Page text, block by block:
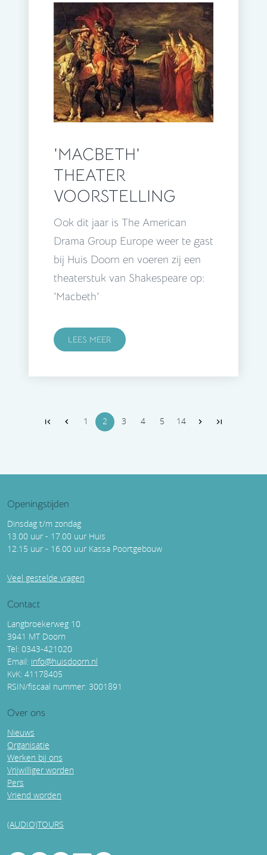
'MACBETH'
THEATER
VOORSTELLING
Ook dit jaar is The American
Drama Group Europe weer te gast
bij Huis Doorn en voeren zij een
theaterstuk van Shakespeare op:
'Macbeth'
LEES MEER
1 2 3 4 5 14
Openingstijden
Dinsdag t/m zondag
13.00 uur - 17.00 uur Huis
12.15 uur - 16.00 uur Kassa Poortgebouw
Veel gestelde vragen
Contact
Langbroekerweg 10
3941 MT Doorn
Tel: 0343-421020
Email: info@huisdoorn.nl
KvK: 41178405
RSIN/fiscaal nummer: 3001891
Over ons
Nieuws
Organisatie
Werken bij ons
Vrijwilliger worden
Pers
Vriend worden
(AUDIO)TOURS